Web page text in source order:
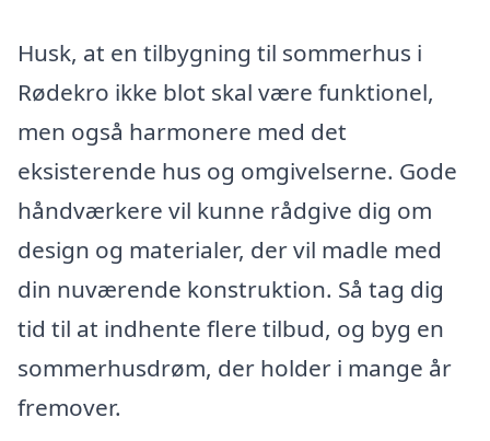
Husk, at en tilbygning til sommerhus i
Rødekro ikke blot skal være funktionel,
men også harmonere med det
eksisterende hus og omgivelserne. Gode
håndværkere vil kunne rådgive dig om
design og materialer, der vil madle med
din nuværende konstruktion. Så tag dig
tid til at indhente flere tilbud, og byg en
sommerhusdrøm, der holder i mange år
fremover.